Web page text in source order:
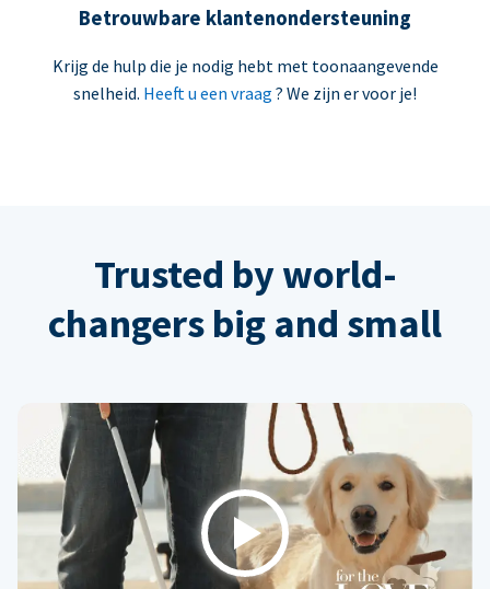
Betrouwbare klantenondersteuning
Krijg de hulp die je nodig hebt met toonaangevende
snelheid. Heeft u een vraag ? We zijn er voor je!
Trusted by world-
changers big and small
Play